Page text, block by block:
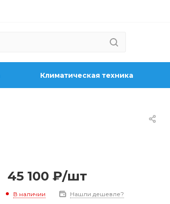
Климатическая техника
45 100 ₽/шт
В наличии Нашли дешевле?